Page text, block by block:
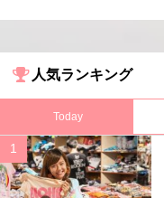
人気ランキング
Today